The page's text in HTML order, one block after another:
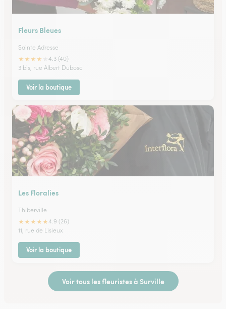
Fleurs Bleues
Sainte Adresse
★★★★
4.3 (40)
3 bis, rue Albert Dubosc
Voir la boutique
Les Floralies
Thiberville
★★★★★4.9 (26)
11, rue de Lisieux
Voir la boutique
Voir tous les fleuristes à Surville